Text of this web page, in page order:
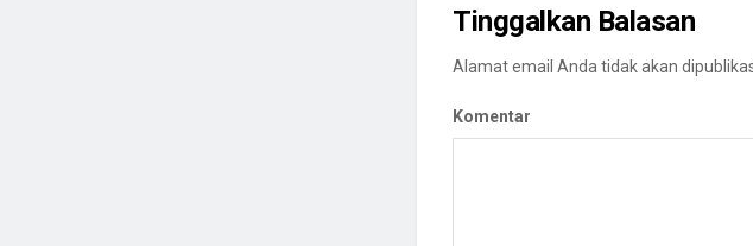
Tinggalkan Balasan
Alamat email Anda tidak akan
Komentar